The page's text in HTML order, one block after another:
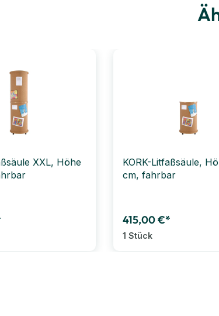
XXL, Höhe
KORK-Litfaßsäule,
cm, fahrbar
415,00 €*
1 Stück